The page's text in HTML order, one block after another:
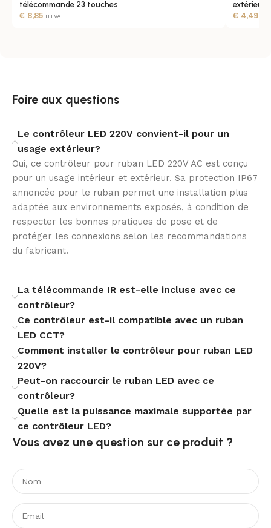
soignée.
de protection IP54 contribue à une utilisation plus
Fiabilité et sécurité
Certifié CE, RoHS et UKCA, ce contrôleur pour ruban
LED bénéficie d’un cadre de conformité rassurant. Il
est prévu pour fonctionner dans une plage de
température ambiante allant de -20 °C à +50 °C, avec
une garantie de 3 ans.
votre éclairage LED
Ce contrôleur pour ruban LED 220V AC CCT combine
simplicité d’usage, compatibilité étendue et commande
à distance. Il convient à ceux qui recherchent une
gestion propre et efficace de la lumière, avec un
équipement fiable, discret et adapté aux installations
LED modernes.
télécommande 23 touches
€ 8,85 HTVA
extérieur
€ 4,49
Foire aux questions
Le contrôleur LED 220V convient-il pour un
usage extérieur?
Oui, ce contrôleur pour ruban LED 220V AC est conçu
pour un usage intérieur et extérieur. Sa protection IP67
annoncée pour le ruban permet une installation plus
adaptée aux environnements exposés, à condition de
respecter les bonnes pratiques de pose et de
protéger les connexions selon les recommandations
du fabricant.
La télécommande IR est-elle incluse avec ce
contrôleur?
Ce contrôleur est-il compatible avec un ruban
LED CCT?
Comment installer le contrôleur pour ruban LED
220V?
Peut-on raccourcir le ruban LED avec ce
contrôleur?
Quelle est la puissance maximale supportée par
ce contrôleur LED?
Vous avez une question sur ce produit ?​